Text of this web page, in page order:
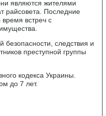
являются жителями
райсовета. Последние
встреч с
безопасности, следствия и
преступной группы
кодекса Украины.
до 7 лет.